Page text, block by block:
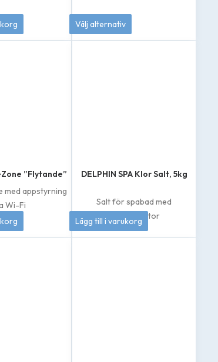
189kr
Välj alternativ
Den
”Flytande”
med appstyrning
Wi-Fi
DELPHIN SPA Klor Salt, 5kg
Salt för spabad med
saltklorinator
419kr
Lägg till i varukorg